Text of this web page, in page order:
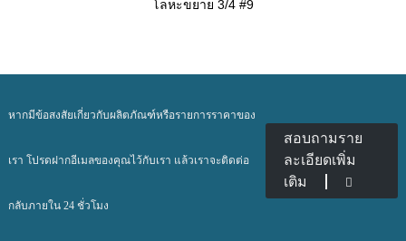
โลหะขยาย 3/4 #9
หากมีข้อสงสัยเกี่ยวกับผลิตภัณฑ์หรือรายการราคาของ
เรา โปรดฝากอีเมลของคุณไว้กับเรา แล้วเราจะติดต่อ
กลับภายใน 24 ชั่วโมง
สอบถามราย
ละเอียดเพิ่ม
เติม